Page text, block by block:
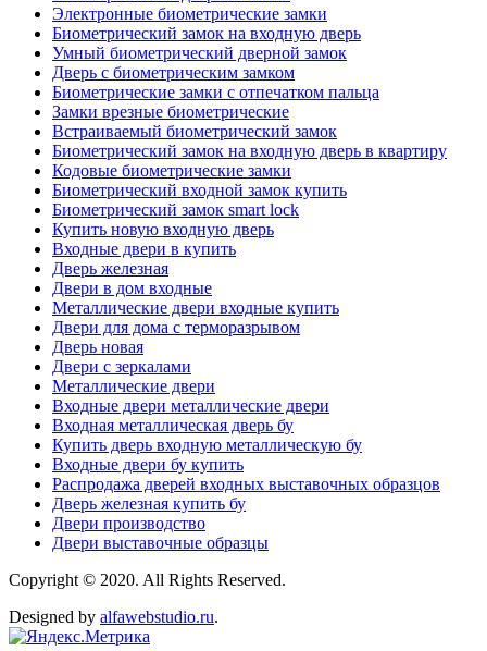
Электронные биометрические замки
Биометрический замок на входную дверь
Умный биометрический дверной замок
Дверь с биометрическим замком
Биометрические замки с отпечатком пальца
Замки врезные биометрические
Встраиваемый биометрический замок
Биометрический замок на входную дверь в квартиру
Кодовые биометрические замки
Биометрический входной замок купить
Биометрический замок smart lock
Купить новую входную дверь
Входные двери в купить
Дверь железная
Двери в дом входные
Металлические двери входные купить
Двери для дома с терморазрывом
Дверь новая
Двери с зеркалами
Металлические двери
Входные двери металлические двери
Входная металлическая дверь бу
Купить дверь входную металлическую бу
Входные двери бу купить
Распродажа дверей входных выставочных образцов
Дверь железная купить бу
Двери производство
Двери выставочные образцы
Copyright © 2020. All Rights Reserved.
Designed by alfawebstudio.ru.